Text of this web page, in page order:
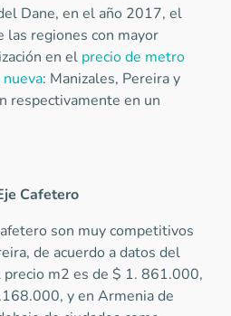
Dane, en el año 2017, el
las regiones con mayor
en el precio de metro
: Manizales, Pereira y
respectivamente en un
Cafetero
son muy competitivos
de acuerdo a datos del
precio m2 es de $ 1. 861.000,
y en Armenia de